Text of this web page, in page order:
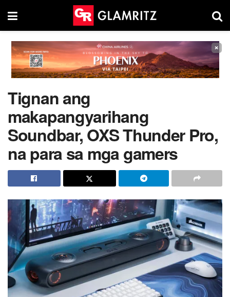
×
Tignan ang
makapangyarihang
Soundbar, OXS Thunder Pro,
na para sa mga gamers